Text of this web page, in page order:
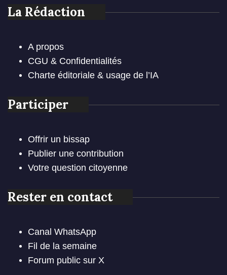
La Rédaction
A propos
CGU & Confidentialités
Charte éditoriale & usage de l’IA
Participer
Offrir un bissap
Publier une contribution
Votre question citoyenne
Rester en contact
Canal WhatsApp
Fil de la semaine
Forum public sur X